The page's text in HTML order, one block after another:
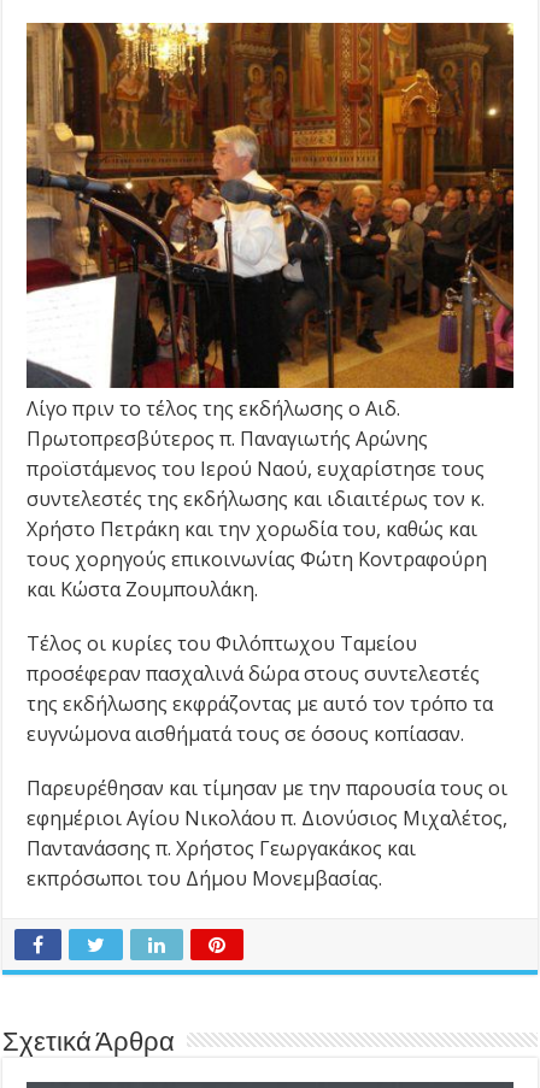
Λίγο πριν το τέλος της εκδήλωσης ο Αιδ.
Πρωτοπρεσβύτερος π. Παναγιωτής Αρώνης
προϊστάμενος του Ιερού Ναού, ευχαρίστησε τους
συντελεστές της εκδήλωσης και ιδιαιτέρως τον κ.
Χρήστο Πετράκη και την χορωδία του, καθώς και
τους χορηγούς επικοινωνίας Φώτη Κοντραφούρη
και Κώστα Ζουμπουλάκη.
Τέλος οι κυρίες του Φιλόπτωχου Ταμείου
προσέφεραν πασχαλινά δώρα στους συντελεστές
της εκδήλωσης εκφράζοντας με αυτό τον τρόπο τα
ευγνώμονα αισθήματά τους σε όσους κοπίασαν.
Παρευρέθησαν και τίμησαν με την παρουσία τους οι
εφημέριοι Αγίου Νικολάου π. Διονύσιος Μιχαλέτος,
Παντανάσσης π. Χρήστος Γεωργακάκος και
εκπρόσωποι του Δήμου Μονεμβασίας.
Σχετικά Άρθρα